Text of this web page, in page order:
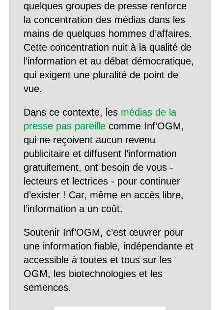
quelques groupes de presse renforce
la concentration des médias dans les
mains de quelques hommes d’affaires.
Cette concentration nuit à la qualité de
l’information et au débat démocratique,
qui exigent une pluralité de point de
vue.
Dans ce contexte, les médias de la
presse pas pareillecomme Inf’OGM,
qui ne reçoivent aucun revenu
publicitaire et diffusent l’information
gratuitement, ont besoin de vous -
lecteurs et lectrices - pour continuer
d’exister ! Car, même en accès libre,
l’information a un coût.
Soutenir Inf’OGM, c’est œuvrer pour
une information fiable, indépendante et
accessible à toutes et tous sur les
OGM, les biotechnologies et les
semences.